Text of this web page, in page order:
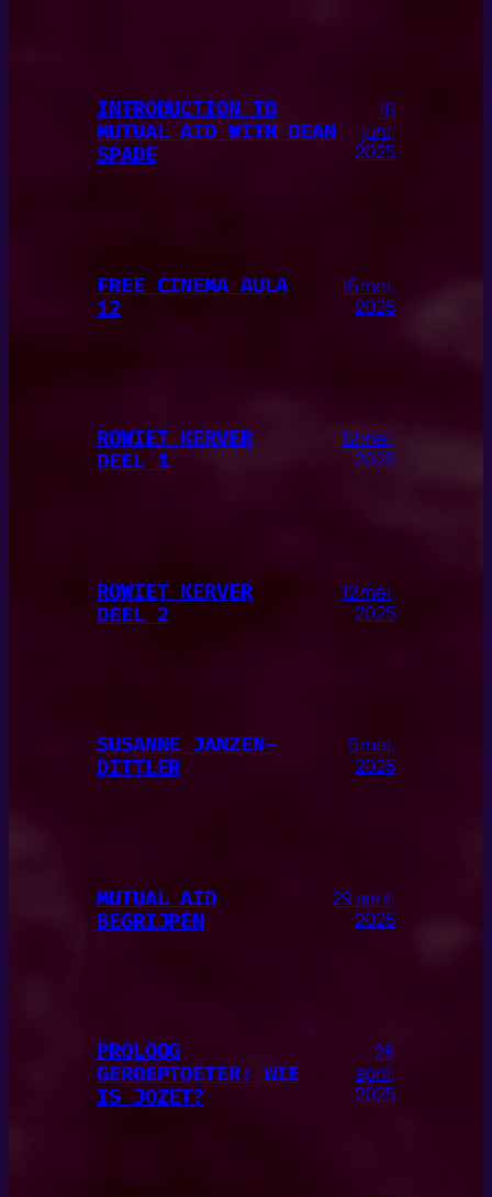
INTRODUCTION TO
MUTUAL AID WITH DEAN
SPADE
16
juni,
2025
FREE CINEMA AULA
12
16 mei,
2025
ROWIET KERVER
DEEL 1
12 mei,
2025
ROWIET KERVER
DEEL 2
12 mei,
2025
SUSANNE JANZEN-
DITTLER
5 mei,
2025
MUTUAL AID
BEGRIJPEN
29 april,
2025
PROLOOG
GEROEPTOETER: WIE
IS JOZET?
28
april,
2025